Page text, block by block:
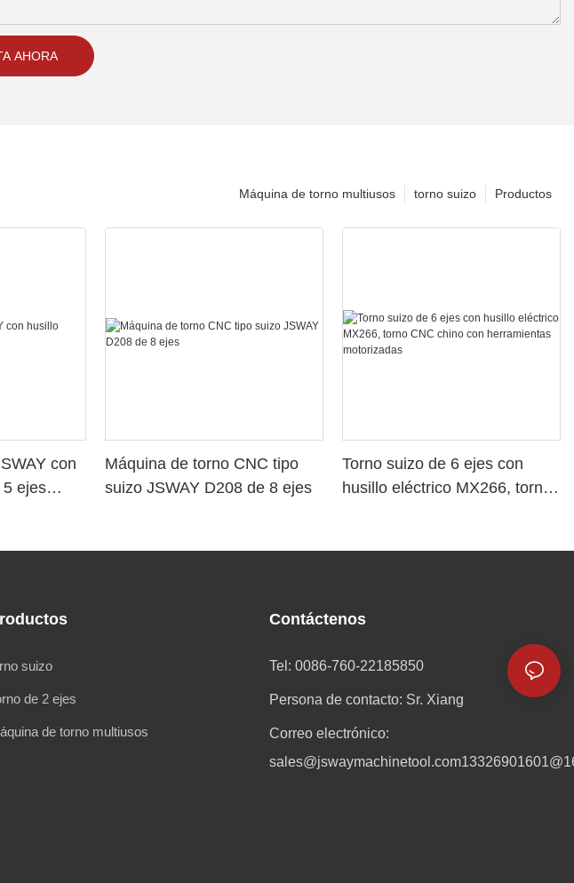
AHORA
Productos
torno suizo
Máquina de torno multiusos
con
5 ejes
Máquina de torno CNC tipo
suizo JSWAY D208 de 8 ejes
Torno suizo de 6 ejes con
husillo eléctrico MX266, torno
suizo
de 2 ejes
de torno multiusos
Contáctenos
Tel: 0086-760-22185850
Persona de contacto: Sr. Xiang
Correo electrónico:
sales@jswaymachinetool.com